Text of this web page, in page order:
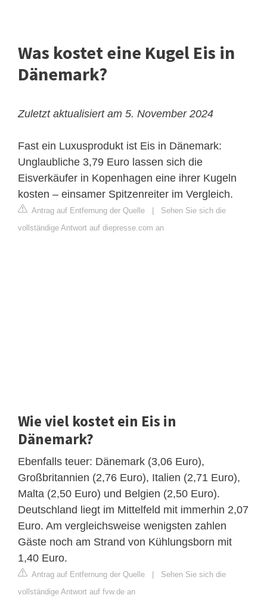
Was kostet eine Kugel Eis in
Dänemark?
Zuletzt aktualisiert am 5. November 2024
Fast ein Luxusprodukt ist Eis in Dänemark:
Unglaubliche 3,79 Euro lassen sich die
Eisverkäufer in Kopenhagen eine ihrer Kugeln
kosten – einsamer Spitzenreiter im Vergleich.
Antrag auf Entfernung der Quelle
Sehen Sie sich die
vollständige Antwort auf diepresse.com an
Wie viel kostet ein Eis in
Dänemark?
Ebenfalls teuer: Dänemark (3,06 Euro),
Großbritannien (2,76 Euro), Italien (2,71 Euro),
Malta (2,50 Euro) und Belgien (2,50 Euro).
Deutschland liegt im Mittelfeld mit immerhin 2,07
Euro. Am vergleichsweise wenigsten zahlen
Gäste noch am Strand von Kühlungsborn mit
1,40 Euro.
Antrag auf Entfernung der Quelle
Sehen Sie sich die
vollständige Antwort auf fvw.de an